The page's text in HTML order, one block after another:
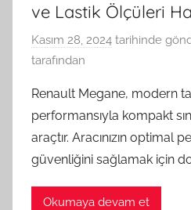
ve Lastik Ölçüleri
Kasım 28, 2024 tarihinde
tarafından
Renault Megane, modern
performansıyla kompakt
araçtır. Aracınızın optimal
güvenliğini sağlamak için
Okumaya devam et